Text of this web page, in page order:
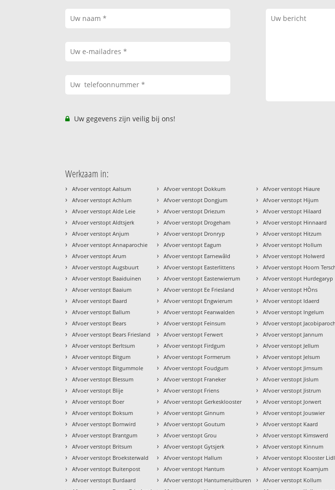
Uw gegevens zijn veilig bij ons!
Werkzaam in:
› Afvoer verstopt Aalsum
› Afvoer verstopt Achlum
› Afvoer verstopt Alde Leie
› Afvoer verstopt Aldtsjerk
› Afvoer verstopt Anjum
› Afvoer verstopt Annaparochie
› Afvoer verstopt Arum
› Afvoer verstopt Augsbuurt
› Afvoer verstopt Baaiduinen
› Afvoer verstopt Baaium
› Afvoer verstopt Baard
› Afvoer verstopt Ballum
› Afvoer verstopt Bears
› Afvoer verstopt Bears Friesland
› Afvoer verstopt Berltsum
› Afvoer verstopt Bitgum
› Afvoer verstopt Bitgummole
› Afvoer verstopt Blessum
› Afvoer verstopt Blije
› Afvoer verstopt Boer
› Afvoer verstopt Boksum
› Afvoer verstopt Bornwird
› Afvoer verstopt Brantgum
› Afvoer verstopt Britsum
› Afvoer verstopt Broeksterwald
› Afvoer verstopt Buitenpost
› Afvoer verstopt Burdaard
› Afvoer verstopt Dokkum
› Afvoer verstopt Dongjum
› Afvoer verstopt Driezum
› Afvoer verstopt Drogeham
› Afvoer verstopt Dronryp
› Afvoer verstopt Eagum
› Afvoer verstopt Earnewâld
› Afvoer verstopt Easterlittens
› Afvoer verstopt Easterwierrum
› Afvoer verstopt Ee Friesland
› Afvoer verstopt Engwierum
› Afvoer verstopt Feanwalden
› Afvoer verstopt Feinsum
› Afvoer verstopt Ferwert
› Afvoer verstopt Firdgum
› Afvoer verstopt Formerum
› Afvoer verstopt Foudgum
› Afvoer verstopt Franeker
› Afvoer verstopt Friens
› Afvoer verstopt Gerkesklooster
› Afvoer verstopt Ginnum
› Afvoer verstopt Goutum
› Afvoer verstopt Grou
› Afvoer verstopt Gytsjerk
› Afvoer verstopt Hallum
› Afvoer verstopt Hantum
› Afvoer verstopt Hantumeruitburen
› Afvoer verstopt Hiaure
› Afvoer verstopt Hijum
› Afvoer verstopt Hilaard
› Afvoer verstopt Hinnaard
› Afvoer verstopt Hitzum
› Afvoer verstopt Hollum
› Afvoer verstopt Holwerd
› Afvoer verstopt Hoorn
› Afvoer verstopt Hurdegaryp
› Afvoer verstopt HÒns
› Afvoer verstopt Idaerd
› Afvoer verstopt Ingelum
› Afvoer verstopt
› Afvoer verstopt Jannum
› Afvoer verstopt Jellum
› Afvoer verstopt Jelsum
› Afvoer verstopt Jirnsum
› Afvoer verstopt Jislum
› Afvoer verstopt Jistrum
› Afvoer verstopt Jorwert
› Afvoer verstopt Jouswier
› Afvoer verstopt Kaard
› Afvoer verstopt Kimswerd
› Afvoer verstopt Kinnum
› Afvoer verstopt Klooster
› Afvoer verstopt Koarnjum
› Afvoer verstopt Kollum